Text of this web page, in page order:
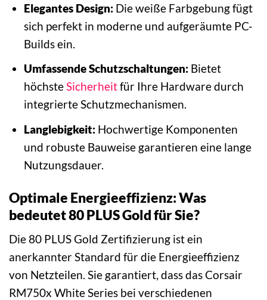
Elegantes Design:Die weiße Farbgebung fügt
sich perfekt in moderne und aufgeräumte PC-
Builds ein.
Umfassende Schutzschaltungen:Bietet
höchsteSicherheitfür Ihre Hardware durch
integrierte Schutzmechanismen.
Langlebigkeit:Hochwertige Komponenten
und robuste Bauweise garantieren eine lange
Nutzungsdauer.
Optimale Energieeffizienz: Was
bedeutet 80 PLUS Gold für Sie?
Die 80 PLUS Gold Zertifizierung ist ein
anerkannter Standard für die Energieeffizienz
von Netzteilen. Sie garantiert, dass das Corsair
RM750x White Series bei verschiedenen